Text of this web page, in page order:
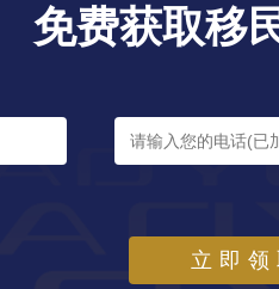
免费获取移
立即领